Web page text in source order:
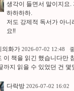
생각이 들면서 말이지요.
하하하하.
저도 강제적 독서가 아니
요!!
의화가 2026-07-02 12:48
이 책을 읽긴 했습니다만
까지 읽을 수 있었던 건
다락방 2026-07-02 16:02